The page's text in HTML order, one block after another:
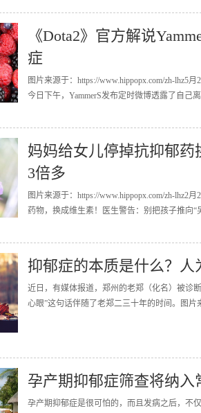
《Dota2》官方解说
症
图片来源于：https://www.hippopx.com/zh-lhz5
今日下午，YammerS发布定时微博透露了自己
妈妈给女儿停掉抗抑郁
3倍多
图片来源于：https://www.hippopx.com/zh-lhz2
药物，换成维生素！医生警告：别把孩子推向“
抑郁症的本质是什么？
近日，有媒体报道，郑州的老郑（化名）被诊
心眼”这句话伴随了老郑二三十年的时间。图片
孕产期抑郁症筛查将纳
孕产期抑郁症是很可怕的，而且发病之后，不